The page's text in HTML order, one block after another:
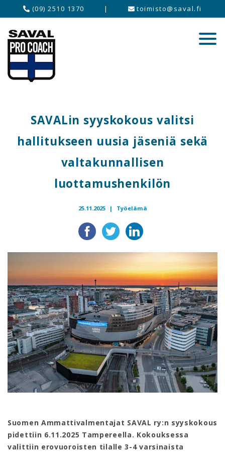
(09) 2510 1370 | toimisto@saval.fi
SAVALin syyskokous valitsi
hallitukseen uusia jäseniä sekä
valtakunnallisen
luottamushenkilön
25.11.2025 | Työelämä
Suomen Ammattivalmentajat SAVAL ry:n syyskokous
pidettiin 6.11.2025 Tampereella. Kokouksessa
valittiin erovuoroisten tilalle 3-4 varsinaista